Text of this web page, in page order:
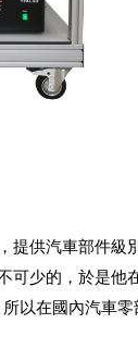
提供汽車部件級
可少的，於是他
以在國內汽車